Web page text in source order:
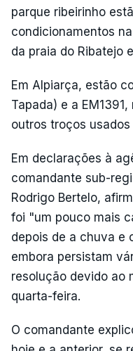
parque ribeirinho
condicionamentos
da praia do Ribatejo
Em Alpiarça, estão
Tapada) e a
outros troços
Em declarações à
comandante sub-
Rodrigo Bertelo,
foi "um pouco mais
depois de a chuva e
embora persistam
resolução devido ao
quarta-feira.
O comandante